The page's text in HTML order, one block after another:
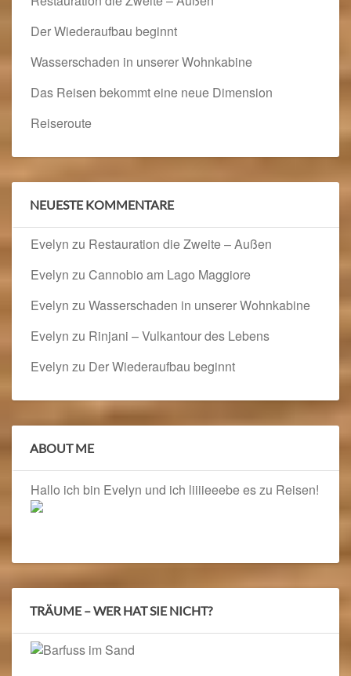
Der Wiederaufbau beginnt
Wasserschaden in unserer Wohnkabine
Das Reisen bekommt eine neue Dimension
Reiseroute
NEUESTE KOMMENTARE
Evelyn zu Restauration die Zweite – Außen
Evelyn zu Cannobio am Lago Maggiore
Evelyn zu Wasserschaden in unserer Wohnkabine
Evelyn zu Rinjani – Vulkantour des Lebens
Evelyn zu Der Wiederaufbau beginnt
ABOUT ME
Hallo ich bin Evelyn und ich liiiieeebe es zu Reisen!
TRÄUME – WER HAT SIE NICHT?